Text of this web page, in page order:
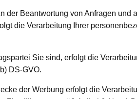
der Beantwortung von Anfragen und
die Verarbeitung Ihrer
Sie sind, erfolgt die
DS-GVO.
der Werbung erfolgt die